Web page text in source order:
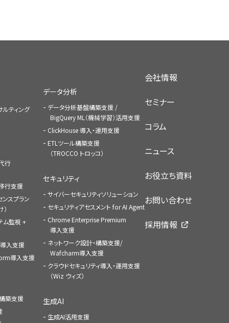
ティング
行
行支援
スプラン
ム監視 +
入支援
導入支援
築支援
データ分析
データ分析基盤構築支援 /
BigQuery ML（機械学習）活用支援
ClickHouse 導入・運用支援
ETLツール構築支援
（TROCCO トロッコ）
セキュリティ
サイバーセキュリティソリューション
セキュリティアセスメント for AI Agent
Chrome Enterprise Premium
導入支援
ネットワーク設計・構築支援/
Wafcharm導入支援
クラウドセキュリティ導入・運用支援
（Wiz ウィズ）
生成AI
生成AI活用支援
会社情報
セミナー
コラム
ニュース
お役立ち資料
お問い合わせ
採用情報